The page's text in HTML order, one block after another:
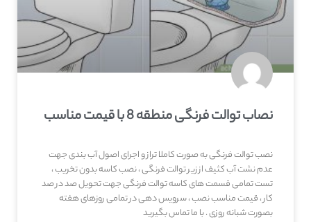
نصاب توالت فرنگی منطقه 8 با قیمت مناسب
نصب توالت فرنگی به صورت کاملا تراز و اجرای اصول آب بندی جهت
عدم نشت آب کثیف از زیر توالت فرنگی ، نصب کاسه بدون تخریب ،
تست تمامی قسمت های کاسه توالت فرنگی جهت تحویل صد در صد
کار ، قیمت مناسب نصب ، سرویس دهی در تمامی روزهای هفته
بصورت شبانه روزی . با ما تماس بگیرید